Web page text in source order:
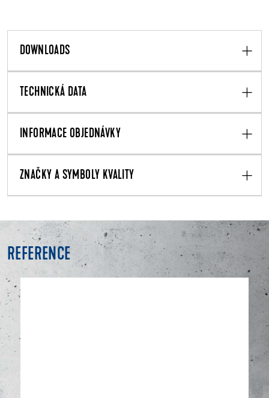
DOWNLOADS
TECHNICKÁ DATA
INFORMACE OBJEDNÁVKY
ZNAČKY A SYMBOLY KVALITY
REFERENCE